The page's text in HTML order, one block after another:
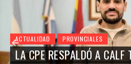
ACTUALIDAD PROVINCIALES
LA CPE RESPALDÓ A